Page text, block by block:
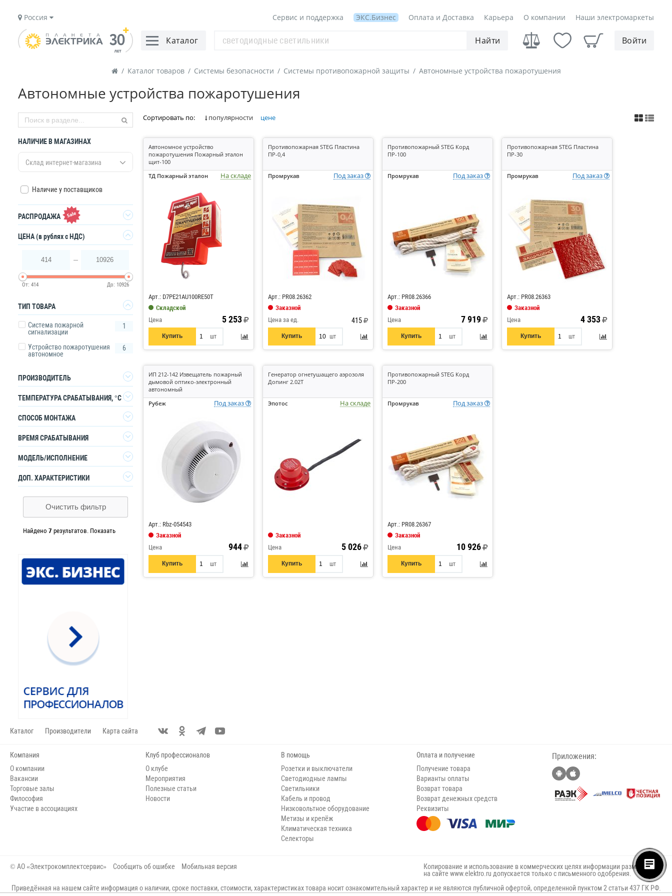
Россия Сервис и поддержка ЭКС.Бизнес Оплата и Доставка Карьера О компании Наши электромаркеты
Каталог Найти Войти
/ Каталог товаров / Системы безопасности / Системы противопожарной защиты / Автономные устройства пожаротушения
Автономные устройства пожаротушения
Сортировать по: популярности цене
Автономное устройство
пожаротушения Пожарный эталон
щит-100
ТД Пожарный эталон
На складе
Арт.: D7PE21AU100RE50T
Складской
Цена
5 253
Купить шт
Противопожарная STEG Пластина
ПР-0,4
Промрукав Под заказ
Код: 820989
Арт.: PR08.26362
Заказной
Цена за ед.
415
Купить шт
Противопожарный STEG Корд
ПР-100
Промрукав Под заказ
Арт.: PR08.26366
Заказной
Цена
7 919
Купить шт
Противопожарная STEG Пластина
ПР-30
Промрукав Под заказ
Арт.: PR08.26363
Заказной
Цена
4 353
Купить шт
ИП 212-142 Извещатель пожарный
дымовой оптико-электронный
автономный
Рубеж
Под заказ
Арт.: Rbz-054543
Заказной
Цена
944
Купить шт
Генератор огнетушащего аэрозоля
Допинг 2.02Т
Эпотос На складе
Заказной
Цена
5 026
Купить шт
Противопожарный STEG Корд
ПР-200
Промрукав Под заказ
Арт.: PR08.26367
Заказной
Цена
10 926
Купить шт
НАЛИЧИЕ В МАГАЗИНАХ
Склад интернет-магазина
Наличие у поставщиков
РАСПРОДАЖА
Да
ЦЕНА(в рублях с НДС)
414 10926
От: 414 До: 10926
ТИП ТОВАРА
Система пожарной
сигнализации
1
Устройство пожаротушения
автономное
6
ПРОИЗВОДИТЕЛЬ
Промрукав
4
1
ТД Пожарный эталон
1
Эпотос
1
ТЕМПЕРАТУРА СРАБАТЫВАНИЯ, °C
172 1
СПОСОБ МОНТАЖА
DIN-рейка 1
ВРЕМЯ СРАБАТЫВАНИЯ
0.5
1
1
МОДЕЛЬ/ИСПОЛНЕНИЕ
Генератор огнетушащего
1
ДОП. ХАРАКТЕРИСТИКИ
Очистить фильтр
Найдено 7 результатов. Показать
Каталог Производители Карта сайта
Компания
О компании
Вакансии
Торговые залы
Философия
Участие в ассоциациях
Клуб профессионалов
О клубе
Мероприятия
Полезные статьи
Новости
В помощь
Розетки и выключатели
Светодиодные лампы
Светильники
Кабель и провод
Низковольтное оборудование
Метизы и крепёж
Климатическая техника
Селекторы
Оплата и получение
Получение товара
Варианты оплаты
Возврат товара
Возврат денежных средств
Реквизиты
Приложения:
© АО «Электрокомплектсервис» Сообщить об ошибке Мобильная версия
Копирование и использование в коммерческих целях информации размещённой
на сайте www.elektro.ru допускается только с письменного одобрения.
Приведённая на нашем сайте информация о наличии, сроке поставки, стоимости, характеристиках товара носит ознакомительный характер и не являются публичной офертой, определенной пунктом 2 статьи 437 ГК РФ.